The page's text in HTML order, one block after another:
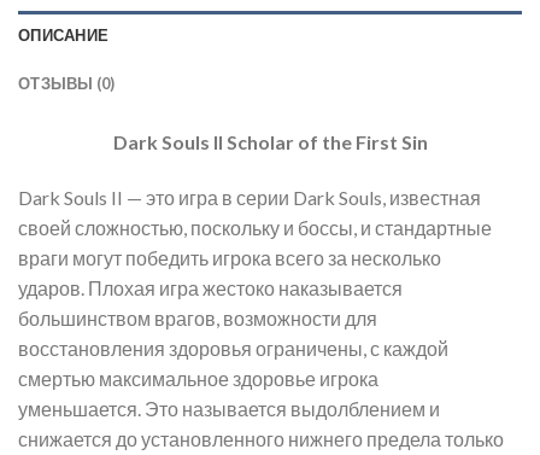
ОПИСАНИЕ
ОТЗЫВЫ (0)
Dark Souls II Scholar of the First Sin
Dark Souls II — это игра в серии Dark Souls, известная
своей сложностью, поскольку и боссы, и стандартные
враги могут победить игрока всего за несколько
ударов. Плохая игра жестоко наказывается
большинством врагов, возможности для
восстановления здоровья ограничены, с каждой
смертью максимальное здоровье игрока
уменьшается. Это называется выдолблением и
снижается до установленного нижнего предела только